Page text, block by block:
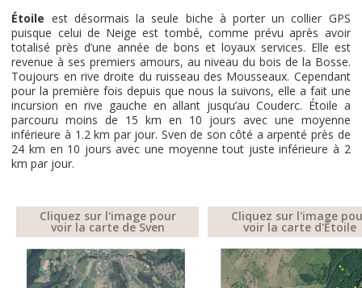
Étoile est désormais la seule biche à porter un collier GPS
puisque celui de Neige est tombé, comme prévu après avoir
totalisé près d’une année de bons et loyaux services. Elle est
revenue à ses premiers amours, au niveau du bois de la Bosse.
Toujours en rive droite du ruisseau des Mousseaux. Cependant
pour la première fois depuis que nous la suivons, elle a fait une
incursion en rive gauche en allant jusqu’au Couderc. Étoile a
parcouru moins de 15 km en 10 jours avec une moyenne
inférieure à 1.2 km par jour. Sven de son côté a arpenté près de
24 km en 10 jours avec une moyenne tout juste inférieure à 2
km par jour.
Cliquez sur l'image pour
voir la carte de Sven
Cliquez sur l'image
voir la carte d'Étoile